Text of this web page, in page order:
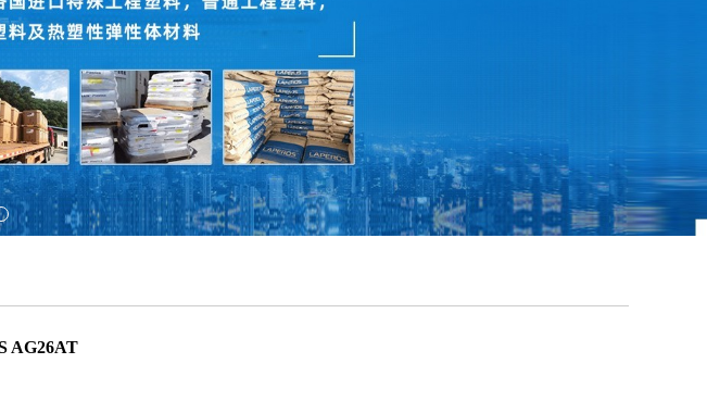
AG26AT